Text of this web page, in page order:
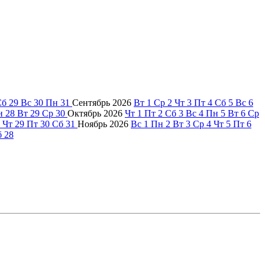
29 Вс 30 Пн 31 Сентябрь 2026 Вт 1 Ср 2 Чт 3 Пт 4 Сб 5 Вс 6
28 Вт 29 Ср 30 Октябрь 2026 Чт 1 Пт 2 Сб 3 Вс 4 Пн 5 Вт 6 Ср
Чт 29 Пт 30 Сб 31 Ноябрь 2026 Вс 1 Пн 2 Вт 3 Ср 4 Чт 5 Пт 6
28